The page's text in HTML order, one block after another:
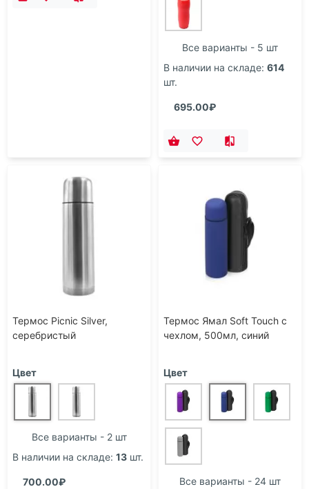
Все варианты - 5 шт
В наличии на складе: 614
шт.
695.00₽
Термос Picnic Silver,
серебристый
Цвет
Все варианты - 2 шт
В наличии на складе: 13 шт.
700.00₽
Термос Ямал Soft Touch с
чехлом, 500мл, синий
Цвет
Все варианты - 24 шт